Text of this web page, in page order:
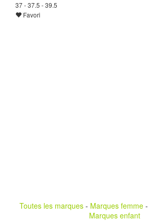
37 - 37.5 - 39.5
Favori
Toutes les marques - Marques femme -
Marques enfant